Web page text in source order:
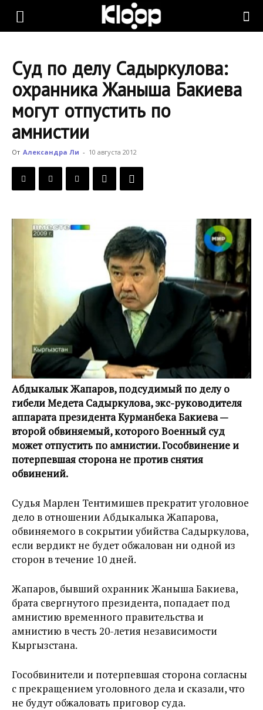
KLOOP.KG
Новости
Кыргызстана
Суд по делу Садыркулова:
охранника Жаныша Бакиева
могут отпустить по
амнистии
От Александра Ли - 10 августа 2012
Абдыкалык Жапаров, подсудимый по делу о
гибели Медета Садыркулова, экс-руководителя
аппарата президента Курманбека Бакиева —
второй обвиняемый, которого Военный суд
может отпустить по амнистии. Гособвинение и
потерпевшая сторона не против снятия
обвинений.
Судья Марлен Тентимишев прекратит уголовное
дело в отношении Абдыкалыка Жапарова,
обвиняемого в сокрытии убийства Садыркулова,
если вердикт не будет обжалован ни одной из
сторон в течение 10 дней.
Жапаров, бывший охранник Жаныша Бакиева,
брата свергнутого президента, попадает под
амнистию временного правительства и
амнистию в честь 20-летия независимости
Кыргызстана.
Гособвинители и потерпевшая сторона согласны
с прекращением уголовного дела и сказали, что
не будут обжаловать приговор суда.